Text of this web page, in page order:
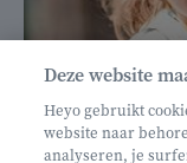
Deze website
Heyo gebruikt
website naar
analyseren, je